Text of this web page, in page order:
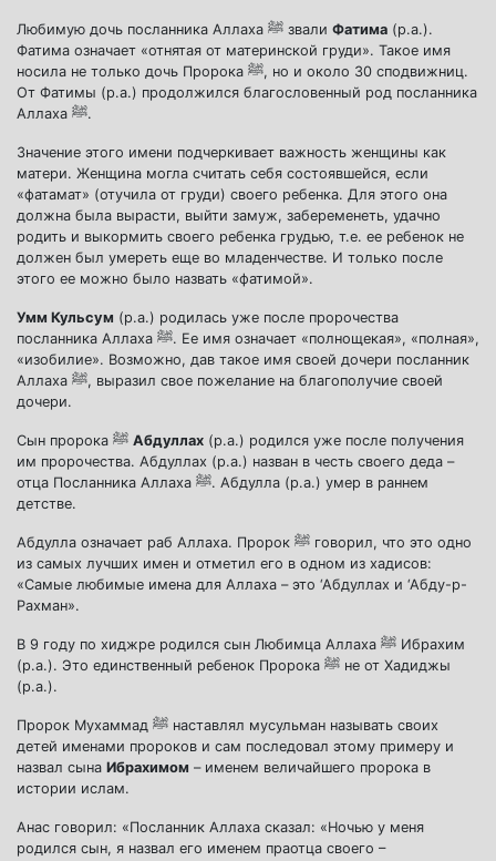
Любимую дочь посланника Аллаха ﷺ звали Фатима (р.а.).
Фатима означает «отнятая от материнской груди». Такое имя
носила не только дочь Пророка ﷺ, но и около 30 сподвижниц.
От Фатимы (р.а.) продолжился благословенный род посланника
Аллаха ﷺ.
Значение этого имени подчеркивает важность женщины как
матери. Женщина могла считать себя состоявшейся, если
«фатамат» (отучила от груди) своего ребенка. Для этого она
должна была вырасти, выйти замуж, забеременеть, удачно
родить и выкормить своего ребенка грудью, т.е. ее ребенок не
должен был умереть еще во младенчестве. И только после
этого ее можно было назвать «фатимой».
Умм Кульсум (р.а.) родилась уже после пророчества
посланника Аллаха ﷺ. Ее имя означает «полнощекая», «полная»,
«изобилие». Возможно, дав такое имя своей дочери посланник
Аллаха ﷺ, выразил свое пожелание на благополучие своей
дочери.
Абдуллах (р.а.) родился уже после получения
им пророчества. Абдуллах (р.а.) назван в честь своего деда –
отца Посланника Аллаха ﷺ. Абдулла (р.а.) умер в раннем
детстве.
Абдулла означает раб Аллаха. Пророк ﷺ говорил, что это одно
из самых лучших имен и отметил его в одном из хадисов:
«Самые любимые имена для Аллаха – это ‘Абдуллах и ‘Абду-р-
Рахман».
В 9 году по хиджре родился сын Любимца Аллаха ﷺ Ибрахим
(р.а.). Это единственный ребенок Пророка ﷺ не от Хадиджы
(р.а.).
Пророк Мухаммад ﷺ наставлял мусульман называть своих
детей именами пророков и сам последовал этому примеру и
назвал сына Ибрахимом – именем величайшего пророка в
истории ислам.
Анас говорил: «Посланник Аллаха сказал: «Ночью у меня
родился сын, я назвал его именем праотца своего –